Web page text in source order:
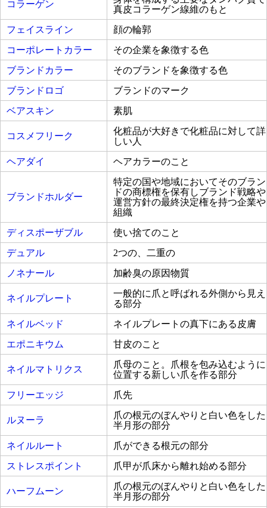
コラーゲン
真皮コラーゲン線維のもと
フェイスライン
顔の輪郭
コーポレートカラー
その企業を象徴する色
ブランドカラー
そのブランドを象徴する色
ブランドロゴ
ブランドのマーク
ベアスキン
素肌
コスメフリーク
化粧品が大好きで化粧品に対して詳
しい人
ヘアダイ
ヘアカラーのこと
ブランドホルダー
特定の国や地域においてそのブラン
ドの商標権を保有しブランド戦略や
運営方針の最終決定権を持つ企業や
組織
ディスポーザブル
使い捨てのこと
デュアル
2つの、二重の
ノネナール
加齢臭の原因物質
ネイルプレート
一般的に爪と呼ばれる外側から見え
る部分
ネイルベッド
ネイルプレートの真下にある皮膚
エポニキウム
甘皮のこと
ネイルマトリクス
爪母のこと。爪根を包み込むように
位置する新しい爪を作る部分
フリーエッジ
爪先
ルヌーラ
爪の根元のぼんやりと白い色をした
半月形の部分
ネイルルート
爪ができる根元の部分
ストレスポイント
爪甲が爪床から離れ始める部分
ハーフムーン
爪の根元のぼんやりと白い色をした
半月形の部分